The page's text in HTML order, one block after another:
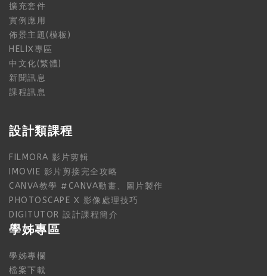
擴充套件
實例應用
佈景主題(模板)
HELIX專區
中文化(繁體)
新聞訊息
課程訊息
設計類課程
FILMORA 影片剪輯
IMOVIE 影片剪接完全攻略
CANVA教學 #CANVA動畫、圖片製作
PHOTOSCAPE X 影像處理技巧
DIGITUTOR 設計課程簡介
學姊專區
學姊專欄
檔案下載